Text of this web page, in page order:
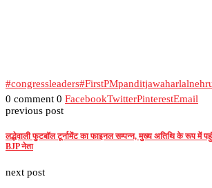
#congressleaders
0 comment 0 FacebookTwitterPinterestEmail
previous post
लद्धेवाली फुटबॉल टूर्नामेंट का फाइनल सम्पन्न, मुख्य अतिथि के रूप में
BJP नेता
next post